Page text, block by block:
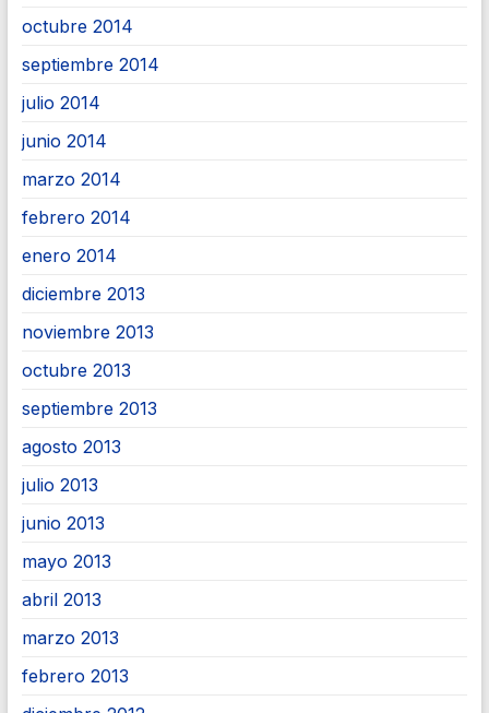
octubre 2014
septiembre 2014
julio 2014
junio 2014
marzo 2014
febrero 2014
enero 2014
diciembre 2013
noviembre 2013
octubre 2013
septiembre 2013
agosto 2013
julio 2013
junio 2013
mayo 2013
abril 2013
marzo 2013
febrero 2013